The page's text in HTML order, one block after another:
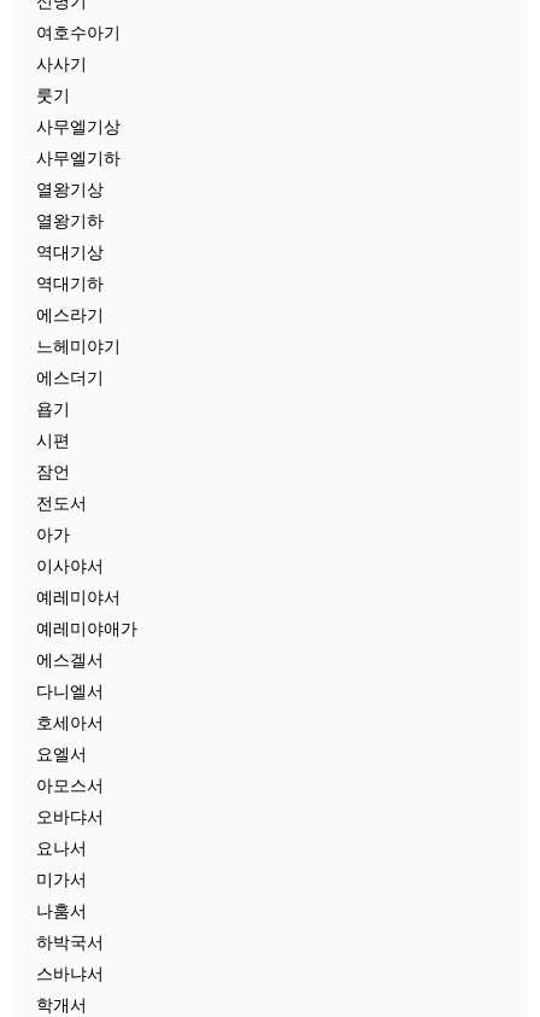
여호수아기
사사기
룻기
사무엘기상
사무엘기하
열왕기상
열왕기하
역대기상
역대기하
에스라기
느헤미야기
에스더기
욥기
시편
잠언
전도서
아가
이사야서
예레미야서
예레미야애가
에스겔서
다니엘서
호세아서
요엘서
아모스서
오바댜서
요나서
미가서
나훔서
하박국서
스바냐서
학개서